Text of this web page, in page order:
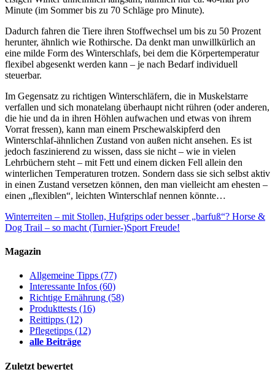
Minute (im Sommer bis zu 70 Schläge pro Minute).
Dadurch fahren die Tiere ihren Stoffwechsel um bis zu 50 Prozent
herunter, ähnlich wie Rothirsche. Da denkt man unwillkürlich an
eine milde Form des Winterschlafs, bei dem die Körpertemperatur
flexibel abgesenkt werden kann – je nach Bedarf individuell
steuerbar.
Im Gegensatz zu richtigen Winterschläfern, die in Muskelstarre
verfallen und sich monatelang überhaupt nicht rühren (oder anderen,
die hie und da in ihren Höhlen aufwachen und etwas von ihrem
Vorrat fressen), kann man einem Prschewalskipferd den
Winterschlaf-ähnlichen Zustand von außen nicht ansehen. Es ist
jedoch faszinierend zu wissen, dass sie nicht – wie in vielen
Lehrbüchern steht – mit Fett und einem dicken Fell allein den
winterlichen Temperaturen trotzen. Sondern dass sie sich selbst aktiv
in einen Zustand versetzen können, den man vielleicht am ehesten –
einen „flexiblen“, leichten Winterschlaf nennen könnte…
Winterreiten – mit Stollen, Hufgrips oder besser „barfuß“? Horse &
Dog Trail – so macht (Turnier-)Sport Freude!
Magazin
Allgemeine Tipps (77)
Interessante Infos (60)
Richtige Ernährung (58)
Produkttests (16)
Reittipps (12)
Pflegetipps (12)
alle Beiträge
Zuletzt bewertet